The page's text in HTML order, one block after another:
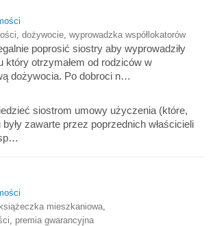
dożywocie wyprowadzka współlokatorów
poprosić siostry aby wyprowadziły
który otrzymałem od rodziców w
dożywocia. Po dobroci n…
siostrom umowy użyczenia (które,
zawarte przez poprzednich właścicieli
książeczka mieszkaniowa
premia gwarancyjna